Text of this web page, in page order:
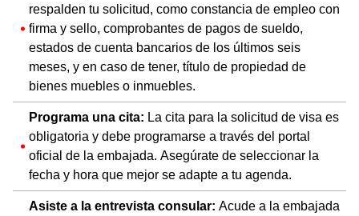
respalden tu solicitud, como constancia de empleo con
firma y sello, comprobantes de pagos de sueldo,
estados de cuenta bancarios de los últimos seis
meses, y en caso de tener, título de propiedad de
bienes muebles o inmuebles.
Programa una cita: La cita para la solicitud de visa es
obligatoria y debe programarse a través del portal
oficial de la embajada. Asegúrate de seleccionar la
fecha y hora que mejor se adapte a tu agenda.
Asiste a la entrevista consular: Acude a la embajada